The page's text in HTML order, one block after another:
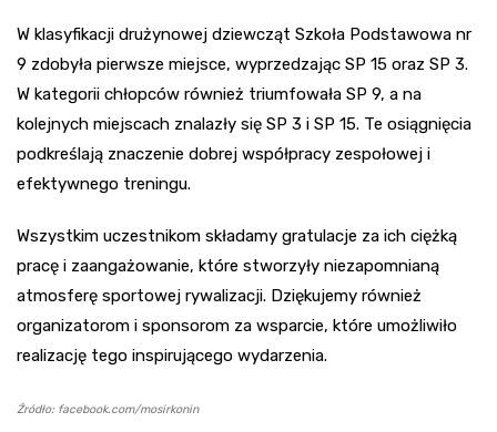
W klasyfikacji drużynowej dziewcząt Szkoła Podstawowa nr
9 zdobyła pierwsze miejsce, wyprzedzając SP 15 oraz SP 3.
W kategorii chłopców również triumfowała SP 9, a na
kolejnych miejscach znalazły się SP 3 i SP 15. Te osiągnięcia
podkreślają znaczenie dobrej współpracy zespołowej i
efektywnego treningu.
Wszystkim uczestnikom składamy gratulacje za ich ciężką
pracę i zaangażowanie, które stworzyły niezapomnianą
atmosferę sportowej rywalizacji. Dziękujemy również
organizatorom i sponsorom za wsparcie, które umożliwiło
realizację tego inspirującego wydarzenia.
Źródło: facebook.com/mosirkonin